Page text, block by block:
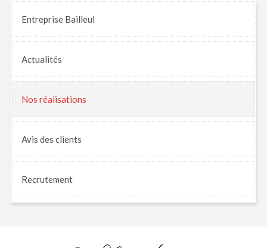
Entreprise Bailleul
Actualités
Nos réalisations
Avis des clients
Recrutement